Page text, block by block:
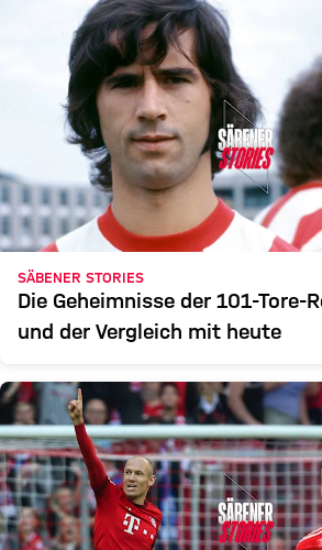
SÄBENER STORIES
Die Geheimnisse der 101-Tore-
und der Vergleich mit heute